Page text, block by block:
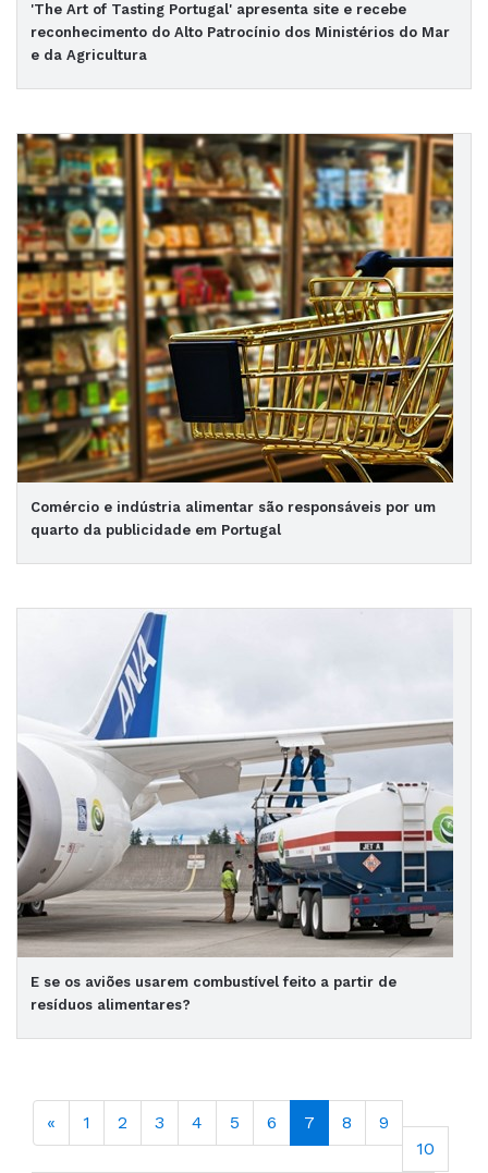
'The Art of Tasting Portugal' apresenta site e recebe
reconhecimento do Alto Patrocínio dos Ministérios do Mar
e da Agricultura
Comércio e indústria alimentar são responsáveis por um
quarto da publicidade em Portugal
E se os aviões usarem combustível feito a partir de
resíduos alimentares?
« 1 2 3 4 5 6 7 8
9
10